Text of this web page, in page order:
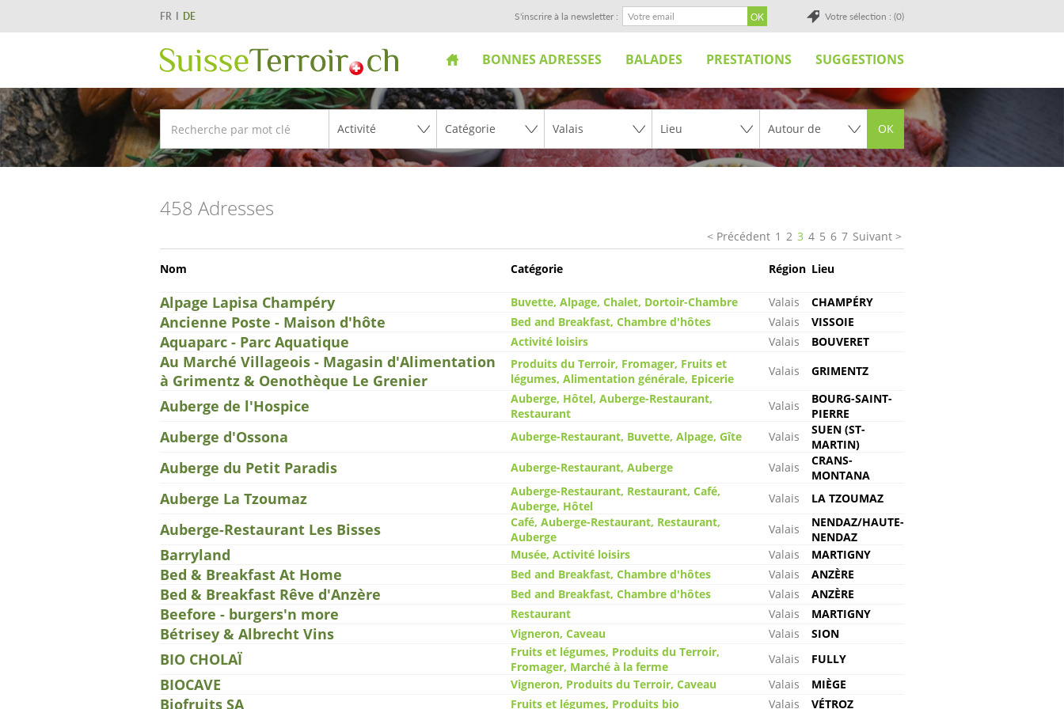
FR DE Votre sélection : (0)
S'inscrire à la newsletter :
BONNES ADRESSES BALADES PRESTATIONS SUGGESTIONS
OK
458 Adresses
Précédent 1 2 3 4 5 6 7 Suivant
Nom Catégorie Région Lieu
Alpage Lapisa Champéry Buvette, Alpage, Chalet, Dortoir-Chambre Valais CHAMPÉRY
Ancienne Poste - Maison d'hôte Bed and Breakfast, Chambre d'hôtes Valais VISSOIE
Aquaparc - Parc Aquatique Activité loisirs Valais BOUVERET
Au Marché Villageois - Magasin d'Alimentation
à Grimentz & Oenothèque Le Grenier
Produits du Terroir, Fromager, Fruits et
légumes, Alimentation générale, Epicerie
Valais GRIMENTZ
Auberge de l'Hospice
Auberge, Hôtel, Auberge-Restaurant,
Restaurant
Valais
BOURG-SAINT-
PIERRE
Auberge d'Ossona Auberge-Restaurant, Buvette, Alpage, Gîte Valais
SUEN (ST-
MARTIN)
Auberge du Petit Paradis Auberge-Restaurant, Auberge Valais
CRANS-
MONTANA
Auberge La Tzoumaz
Auberge-Restaurant, Restaurant, Café,
Auberge, Hôtel
Valais LA TZOUMAZ
Auberge-Restaurant Les Bisses
Café, Auberge-Restaurant, Restaurant,
Auberge
Valais
NENDAZ/HAUTE-
NENDAZ
Barryland Musée, Activité loisirs Valais MARTIGNY
Bed & Breakfast At Home Bed and Breakfast, Chambre d'hôtes Valais ANZÈRE
Bed & Breakfast Rêve d'Anzère Bed and Breakfast, Chambre d'hôtes Valais ANZÈRE
Beefore - burgers'n more Restaurant Valais MARTIGNY
Bétrisey & Albrecht Vins Vigneron, Caveau Valais SION
BIO CHOLAÏ
Fruits et légumes, Produits du Terroir,
Fromager, Marché à la ferme
Valais FULLY
BIOCAVE Vigneron, Produits du Terroir, Caveau Valais MIÈGE
Biofruits SA Fruits et légumes, Produits bio Valais VÉTROZ